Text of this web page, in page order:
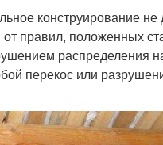
конструирование
от правил, положенных
распределения
перекос или